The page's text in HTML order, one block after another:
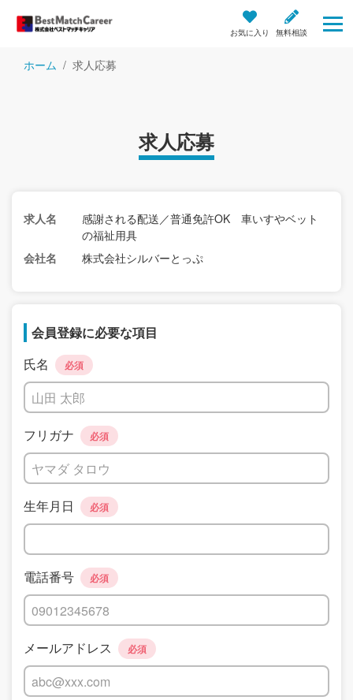
お気に入り 無料相談
ホーム 求人応募
求人応募
求人名
感謝される配送／普通免許OK 車いすやベット
の福祉用具
会社名
株式会社シルバーとっぷ
会員登録に必要な項目
氏名
必須
フリガナ 必須
生年月日 必須
電話番号 必須
メールアドレス 必須